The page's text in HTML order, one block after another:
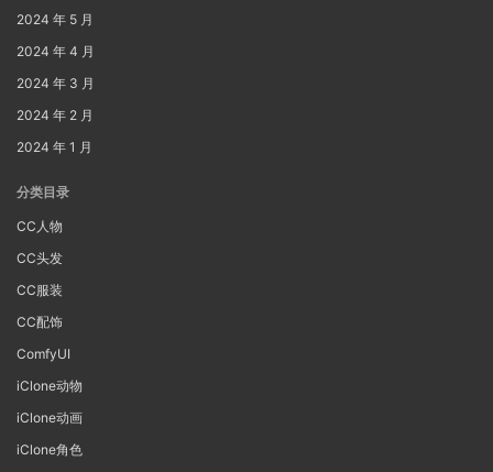
2024 年 5 月
2024 年 4 月
2024 年 3 月
2024 年 2 月
2024 年 1 月
分类目录
CC人物
CC头发
CC服装
CC配饰
ComfyUI
iClone动物
iClone动画
iClone角色